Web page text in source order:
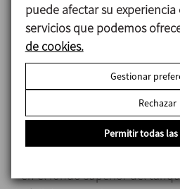
Diseño y
Acoplamiento magnético.
Limpiable mediante CIP y
Generación de partículas muy
Montaje en fondo de tanque.
productos en suspensión.
en el fondo superior del
puede afectar su experiencia
servicios que podemos
de cookies.
Gestionar
Rechazar
Permitir todas las